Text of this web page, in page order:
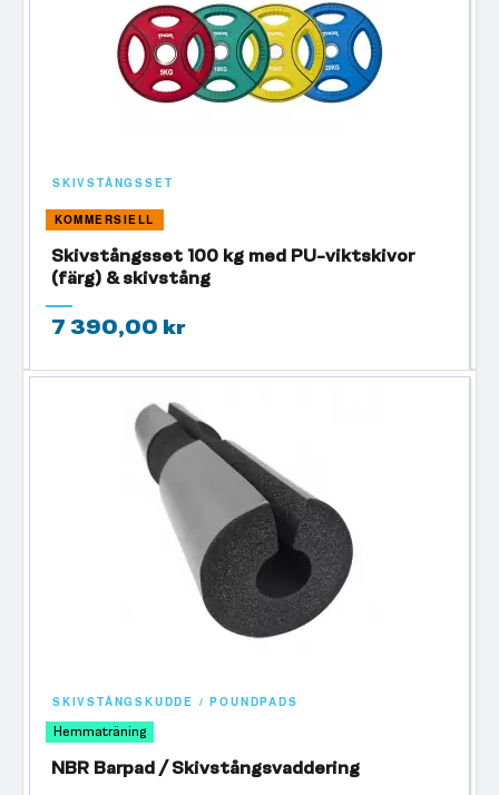
Vill du läsa mer innan du bestämmer dig kan du även gå till vår
skivstångsguide.
SKIVSTÅNGSSET
KOMMERSIELL
Skivstångsset 100 kg med PU-viktskivor
(färg) & skivstång
7 390,00 kr
SKIVSTÅNGSKUDDE / POUNDPADS
Hemmaträning
NBR Barpad / Skivstångsvaddering